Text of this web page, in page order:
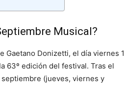
Musical?
Gaetano Donizetti, el día viernes 1
63º edición del festival. Tras el
(jueves, viernes y